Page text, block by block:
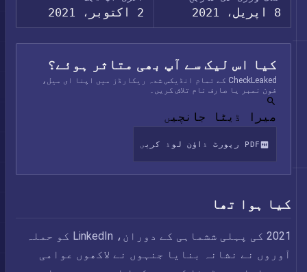
کیا اس لیک سے آپ بھی متاثر ہوئے؟
CheckLeaked کے تمام انڈیکس شدہ ریکارڈز میں اپنا ای میل،
فون نمبر یا صارف نام تلاش کریں۔
میرا ڈیٹا جانچیں
PDF رپورٹ ڈاؤن لوڈ کریں
کیا ہوا تھا
2021 کی پہلی ششماہی کے دوران، LinkedIn کو حملہ
آوروں نے نشانہ بنایا جنہوں نے لاکھوں عوامی